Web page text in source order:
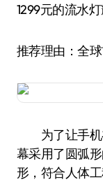
1299元的流水
推荐理由：全
为了让手机
幕采用了圆弧
形，符合人体